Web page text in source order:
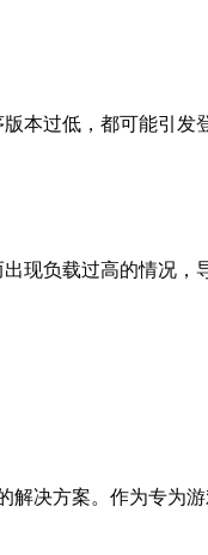
本过低，都可能引发
现负载过高的情况，
解决方案。作为专为